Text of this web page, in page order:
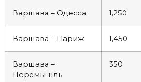
Варшава – Одесса 1,250
Варшава – Париж 1,450
Варшава –
Перемышль
350